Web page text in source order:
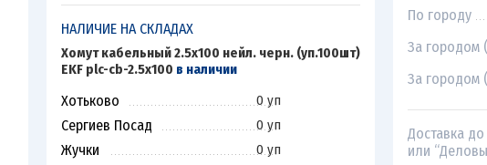
НАЛИЧИЕ НА СКЛАДАХ
Хомут кабельный 2.5х100 нейл. черн. (уп.100шт)
EKF plc-cb-2.5x100 в наличии
Хотьково 0 уп
Сергиев Посад 0 уп
Жучки 0 уп
По городу
За городом
За городом
Доставка до
или